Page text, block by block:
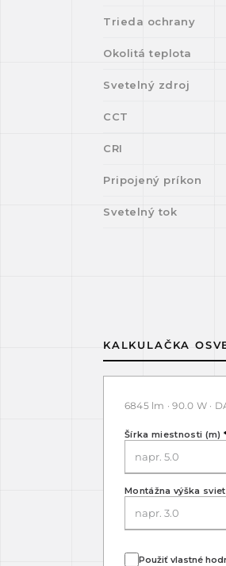
Trieda ochrany
Okolitá teplota
Svetelný zdroj
CCT
CRI
Pripojený príkon
Svetelný tok
KALKULAČKA
6845 lm · 90.0 W ·
Šírka miestnosti (m)
Montážna výška
Použiť vlastné